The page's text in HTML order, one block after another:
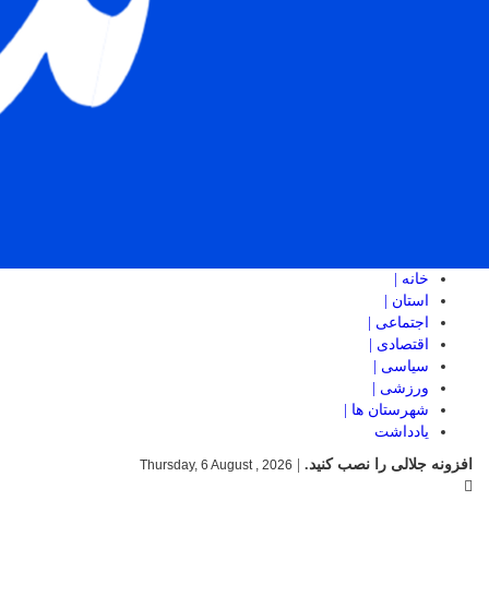
خانه |
استان |
اجتماعی |
اقتصادی |
سیاسی |
ورزشی |
شهرستان ها |
یادداشت
افزونه جلالی را نصب کنید.
Thursday, 6 August , 2026